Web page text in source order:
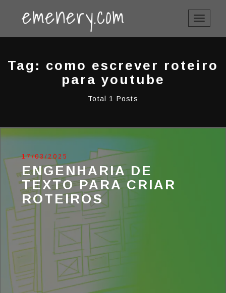
TOGGLE
Tag: como escrever roteiro
para youtube
Total 1 Posts
17/03/2025
ENGENHARIA DE
TEXTO PARA CRIAR
ROTEIROS